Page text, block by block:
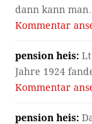
dann kann
Kommentar
pension heis:
Jahre 1924
Kommentar
pension heis: